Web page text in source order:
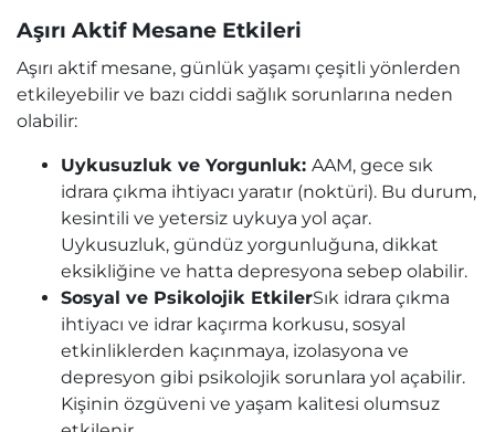
Aşırı Aktif Mesane Etkileri
Aşırı aktif mesane, günlük yaşamı çeşitli yönlerden
etkileyebilir ve bazı ciddi sağlık sorunlarına neden
olabilir:
Uykusuzluk ve Yorgunluk: AAM, gece sık
idrara çıkma ihtiyacı yaratır (noktüri). Bu durum,
kesintili ve yetersiz uykuya yol açar.
Uykusuzluk, gündüz yorgunluğuna, dikkat
eksikliğine ve hatta depresyona sebep olabilir.
Sosyal ve Psikolojik EtkilerSık idrara çıkma
ihtiyacı ve idrar kaçırma korkusu, sosyal
etkinliklerden kaçınmaya, izolasyona ve
depresyon gibi psikolojik sorunlara yol açabilir.
Kişinin özgüveni ve yaşam kalitesi olumsuz